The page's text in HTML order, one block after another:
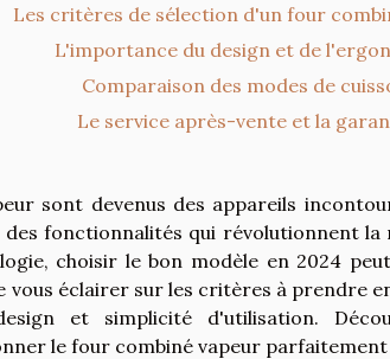
Les critères de sélection d'un four
L'importance du design et de
Comparaison des modes de
Le service après-vente et la
sont devenus des appareils
fonctionnalités qui révolutionnent la
choisir le bon modèle en 2024
vous éclairer sur les critères à prendre
et simplicité d'utilisation.
le four combiné vapeur parfaitement